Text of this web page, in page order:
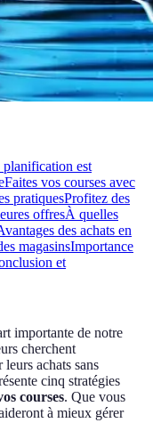
est
Faites vos courses avec
pratiquesProfitez des
offresÀ quelles
des achats en
magasinsImportance
et
importante de notre
cherchent
achats sans
cinq stratégies
courses. Que vous
à mieux gérer